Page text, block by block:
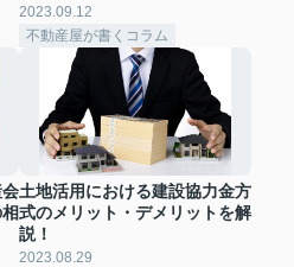
2023.09.12
不動産屋が書くコラム
土地活用における建設協力金方
式のメリット・デメリットを解
説！
2023.08.29